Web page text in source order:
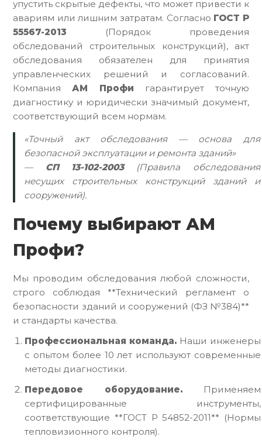
упустить скрытые дефекты, что может привести к
авариям или лишним затратам. Согласно ГОСТ Р
55567-2013 (Порядок проведения
обследований строительных конструкций), акт
обследования обязателен для принятия
управленческих решений и согласований.
КомпанияАМ Профи гарантирует точную
диагностику и юридически значимый документ,
соответствующий всем нормам.
«Точный акт обследования — основа для
безопасной эксплуатации и ремонта зданий»
— СП 13-102-2003(Правила обследования
несущих строительных конструкций зданий и
сооружений).
Почему выбирают АМ
Профи?
Мы проводим обследования любой сложности,
строго соблюдая **Технический регламент о
безопасности зданий и сооружений (ФЗ №384)**
и стандарты качества.
Профессиональная команда. Наши инженеры
с опытом более 10 лет используют современные
методы диагностики.
Передовое оборудование.Применяем
сертифицированные инструменты,
соответствующие **ГОСТ Р 54852-2011** (Нормы
тепловизионного контроля).